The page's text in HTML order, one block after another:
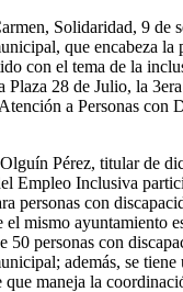
Solidaridad, 9 de
que encabeza la
con el tema de la
Plaza 28 de Julio, la
a Personas con
Pérez, titular de
Empleo Inclusiva
personas con
el mismo ayuntamiento
50 personas con
además, se tiene
que maneja la